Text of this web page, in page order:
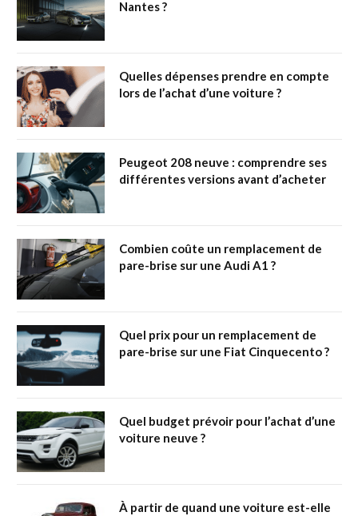
Nantes ?
Quelles dépenses prendre en compte
lors de l’achat d’une voiture ?
Peugeot 208 neuve : comprendre ses
différentes versions avant d’acheter
Combien coûte un remplacement de
pare-brise sur une Audi A1 ?
Quel prix pour un remplacement de
pare-brise sur une Fiat Cinquecento ?
Quel budget prévoir pour l’achat d’une
voiture neuve ?
À partir de quand une voiture est-elle